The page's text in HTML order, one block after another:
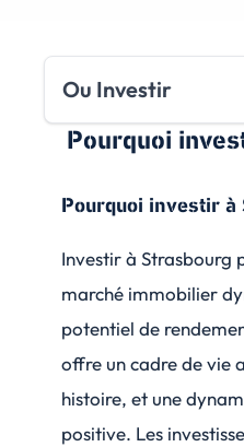
Ou Investir
Pourquoi
Pourquoi investir à
Investir à Strasbourg
marché immobilier
potentiel de
offre un cadre de vie
histoire, et une
positive. Les